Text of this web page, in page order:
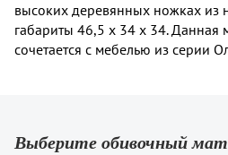
высоких деревянных ножках из
габариты 46,5 х 34 х 34. Данная
сочетается с мебелью из серии
Выберите обивочный